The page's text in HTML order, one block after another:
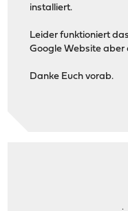
installiert.
Leider funktioniert
Google Website aber
Danke Euch vorab.